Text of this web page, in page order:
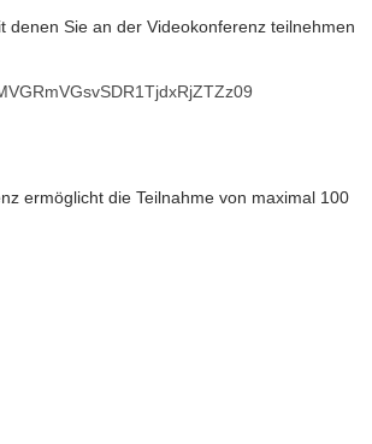
denen Sie an der Videokonferenz teilnehmen
ermöglicht die Teilnahme von maximal 100